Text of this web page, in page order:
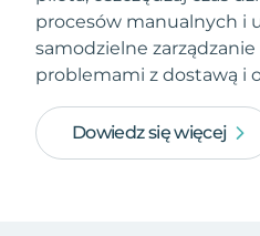
procesów manualnych i
samodzielne
problemami z dostawą i
Dowiedz się więcej